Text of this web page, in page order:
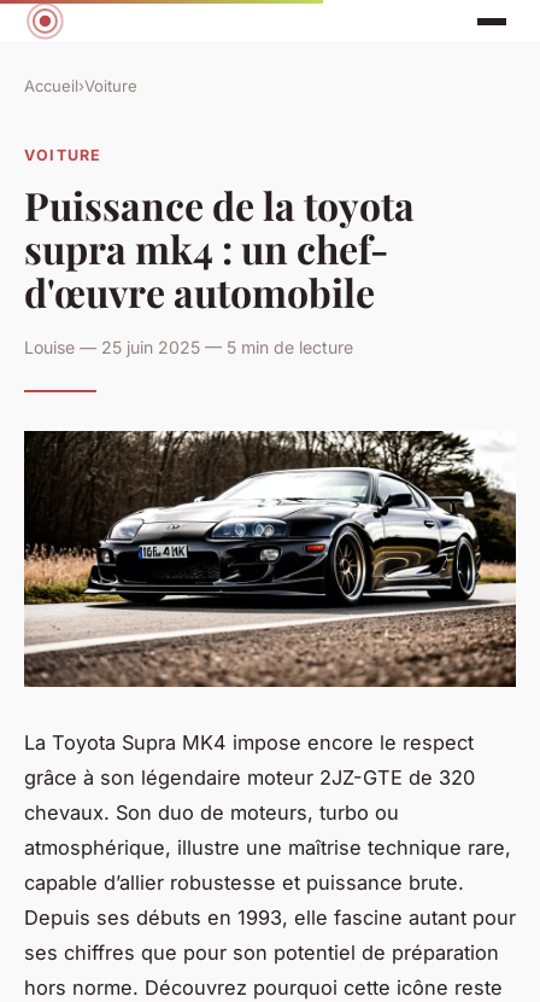
Accueil›Voiture
VOITURE
Puissance de la toyota
supra mk4 : un chef-
d'œuvre automobile
Louise — 25 juin 2025 — 5 min de lecture
La Toyota Supra MK4 impose encore le respect
grâce à son légendaire moteur 2JZ-GTE de 320
chevaux. Son duo de moteurs, turbo ou
atmosphérique, illustre une maîtrise technique rare,
capable d’allier robustesse et puissance brute.
Depuis ses débuts en 1993, elle fascine autant pour
ses chiffres que pour son potentiel de préparation
hors norme. Découvrez pourquoi cette icône reste